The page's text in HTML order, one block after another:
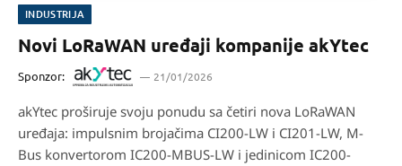
INDUSTRIJA
Novi LoRaWAN uređaji kompanije akYtec
Sponzor: 21/01/2026
akYtec proširuje svoju ponudu sa četiri nova LoRaWAN
uređaja: impulsnim brojačima CI200-LW i CI201-LW, M-
Bus konvertorom IC200-MBUS-LW i jedinicom IC200-